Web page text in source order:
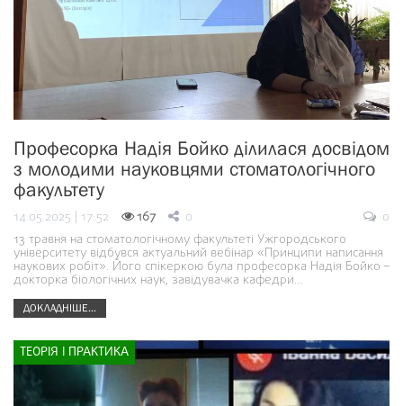
Професорка Надія Бойко ділилася досвідом
з молодими науковцями стоматологічного
факультету
14.05.2025 | 17:52 167 0
0
13 травня на стоматологічному факультеті Ужгородського
університету відбувся актуальний вебінар «Принципи написання
наукових робіт». Його спікеркою була професорка Надія Бойко –
докторка біологічних наук, завідувачка кафедри…
ДОКЛАДНІШЕ...
ТЕОРІЯ І ПРАКТИКА